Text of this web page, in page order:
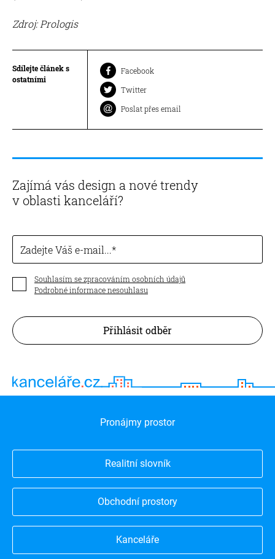
Zdroj: Prologis
Sdílejte článek s
ostatními
Facebook
Twitter
Poslat přes email
Zajímá vás design a nové trendy
v oblasti kanceláří?
Zadejte Váš e-mail...
Souhlasím se zpracováním osobních údajů
Podrobné informace nesouhlasu
Přihlásit odběr
Pronájmy prostor
Realitní slovník
Obchodní prostory
Kanceláře